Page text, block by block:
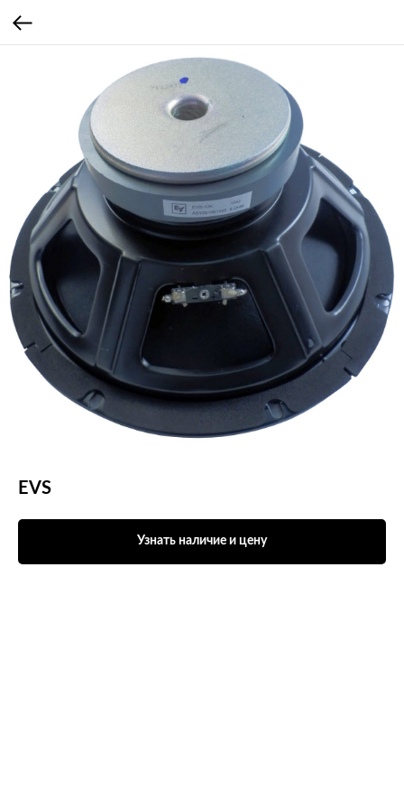
EVS
Узнать наличие и цену